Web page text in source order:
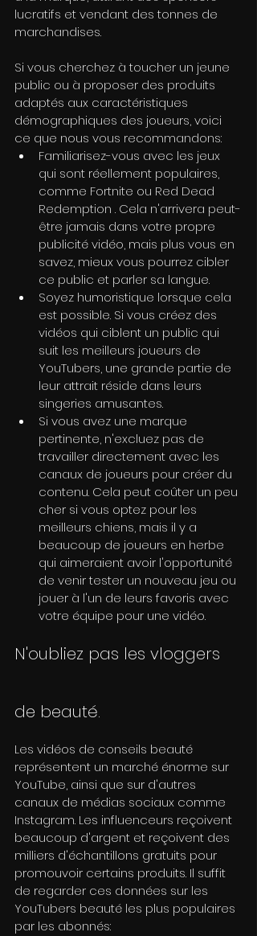
lucratifs et vendant des tonnes de
marchandises.
Si vous cherchez à toucher un jeune
public ou à proposer des produits
adaptés aux caractéristiques
démographiques des joueurs, voici
ce que nous vous recommandons:
Familiarisez-vous avec les jeux
qui sont réellement populaires,
comme Fortnite ou Red Dead
Redemption . Cela n'arrivera peut-
être jamais dans votre propre
publicité vidéo, mais plus vous en
savez, mieux vous pourrez cibler
ce public et parler sa langue.
Soyez humoristique lorsque cela
est possible. Si vous créez des
vidéos qui ciblent un public qui
suit les meilleurs joueurs de
YouTubers, une grande partie de
leur attrait réside dans leurs
singeries amusantes.
Si vous avez une marque
pertinente, n'excluez pas de
travailler directement avec les
canaux de joueurs pour créer du
contenu. Cela peut coûter un peu
cher si vous optez pour les
meilleurs chiens, mais il y a
beaucoup de joueurs en herbe
qui aimeraient avoir l'opportunité
de venir tester un nouveau jeu ou
jouer à l'un de leurs favoris avec
votre équipe pour une vidéo.
N'oubliez pas les vloggers
de beauté.
Les vidéos de conseils beauté
représentent un marché énorme sur
YouTube, ainsi que sur d'autres
canaux de médias sociaux comme
Instagram. Les influenceurs reçoivent
beaucoup d'argent et reçoivent des
milliers d'échantillons gratuits pour
promouvoir certains produits. Il suffit
de regarder ces données sur les
YouTubers beauté les plus populaires
par les abonnés: